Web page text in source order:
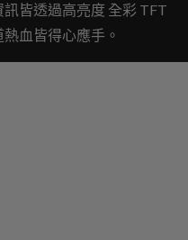
皆透過高亮度 全彩 TFT
血皆得心應手。